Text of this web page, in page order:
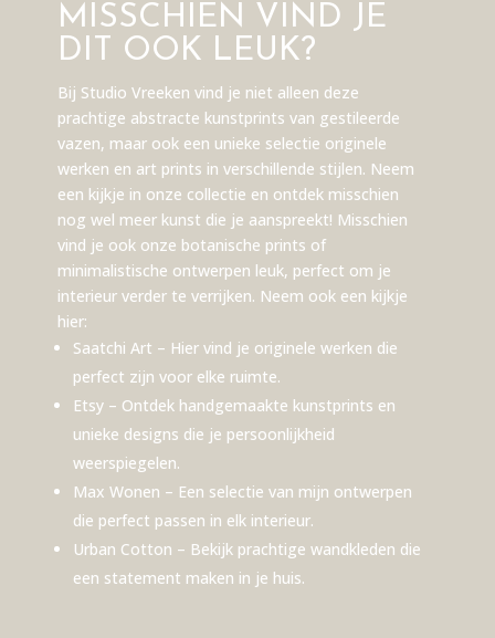
MISSCHIEN VIND JE
DIT OOK LEUK?
Bij Studio Vreeken vind je niet alleen deze
prachtige abstracte kunstprints van gestileerde
vazen, maar ook een unieke selectie originele
werken en art prints in verschillende stijlen. Neem
een kijkje in onze collectie en ontdek misschien
nog wel meer kunst die je aanspreekt! Misschien
vind je ook onze botanische prints of
minimalistische ontwerpen leuk, perfect om je
interieur verder te verrijken. Neem ook een kijkje
hier:
Saatchi Art – Hier vind je originele werken die
perfect zijn voor elke ruimte.
Etsy– Ontdek handgemaakte kunstprints en
unieke designs die je persoonlijkheid
weerspiegelen.
Max Wonen – Een selectie van mijn ontwerpen
die perfect passen in elk interieur.
Urban Cotton – Bekijk prachtige wandkleden die
een statement maken in je huis.